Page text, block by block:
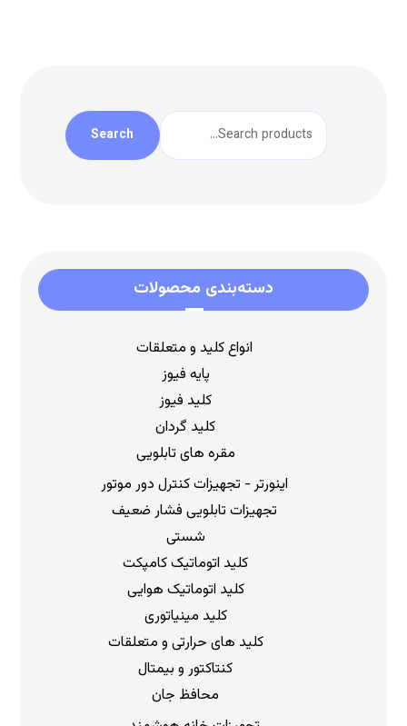
Search
دسته‌بندی محصولات
انواع کلید و متعلقات
پایه فیوز
کلید فیوز
کلید گردان
مقره های تابلویی
اینورتر - تجهیزات کنترل دور موتور
تجهیزات تابلویی فشار ضعیف
شستی
کلید اتوماتیک کامپکت
کلید اتوماتیک هوایی
کلید مینیاتوری
کلید های حرارتی و متعلقات
کنتاکتور و بیمتال
محافظ جان